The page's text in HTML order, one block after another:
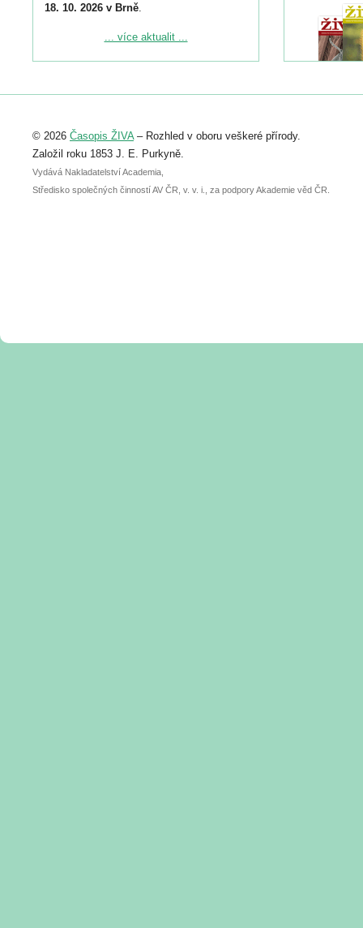
18. 10. 2026 v Brně.
Podrobnější informace ke konferenci
Registrovat se můžete do 6. září.
abstraktu přihlášené přednášky nebo
posteru je už 30. června.
... více aktualit ...
© 2026 Časopis ŽIVA– Rozhled v oboru veškeré přírody.
Založil roku 1853 J. E. Purkyně.
Vydává Nakladatelství Academia,
Středisko společných činností AV ČR, v. v. i., za podpory Akademie věd ČR.